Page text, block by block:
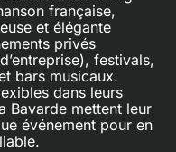
française,
et élégante
privés
festivals,
bars musicaux.
dans leurs
Bavarde mettent leur
événement pour en